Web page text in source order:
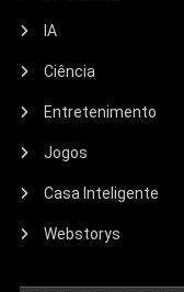
Echo Dot:
Escolher O
Nova Oferta
IA
Ciência
Entretenimento
Jogos
Casa Inteligente
Webstorys